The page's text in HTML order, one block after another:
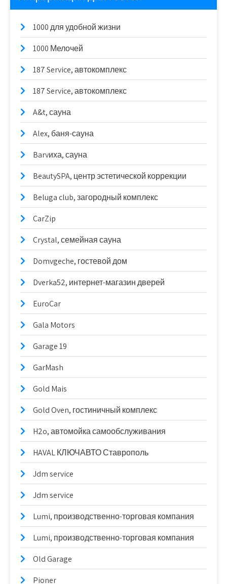
1000 для удобной жизни
1000 Мелочей
187 Service, автокомплекс
187 Service, автокомплекс
A&t, сауна
Alex, баня-сауна
Barvиха, сауна
BeautySPA, центр эстетической коррекции
Beluga club, загородный комплекс
CarZip
Crystal, семейная сауна
Domvgeche, гостевой дом
Dverka52, интернет-магазин дверей
EuroCar
Gala Motors
Garage 19
GarMash
Gold Mais
Gold Oven, гостиничный комплекс
H2o, автомойка самообслуживания
HAVAL КЛЮЧАВТО Ставрополь
Jdm service
Jdm service
Lumi, производственно-торговая компания
Lumi, производственно-торговая компания
Old Garage
Pioner